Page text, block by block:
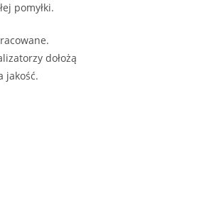
pomyłki.
dołożą
jakość.